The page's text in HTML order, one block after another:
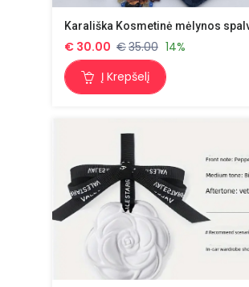
€ 30.00 €35.00 14%
Į Krepšelį